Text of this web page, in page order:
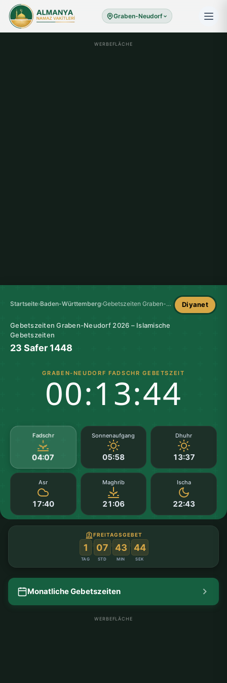
Graben-Neudorf
WERBEFLÄCHE
Startseite›Baden-Württemberg› Gebetszeiten Graben-Neudorf Diyanet
Gebetszeiten Graben-Neudorf 2026 – Islamische
Gebetszeiten
23 Safer 1448
GRABEN-NEUDORF FADSCHR GEBETSZEIT
00:13:43
Fadschr
04:07
Sonnenaufgang
05:58
Dhuhr
13:37
Asr
17:40
Maghrib
21:06
Ischa
22:43
FREITAGSGEBET
1
TAG
: 07
STD
: 43
MIN
: 43
SEK
Monatliche Gebetszeiten
WERBEFLÄCHE